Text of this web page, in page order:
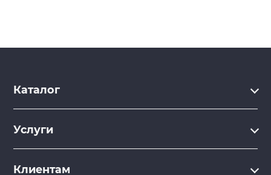
Каталог
Каталог
Услуги
Услуги
Производство на заказ
Клиентам